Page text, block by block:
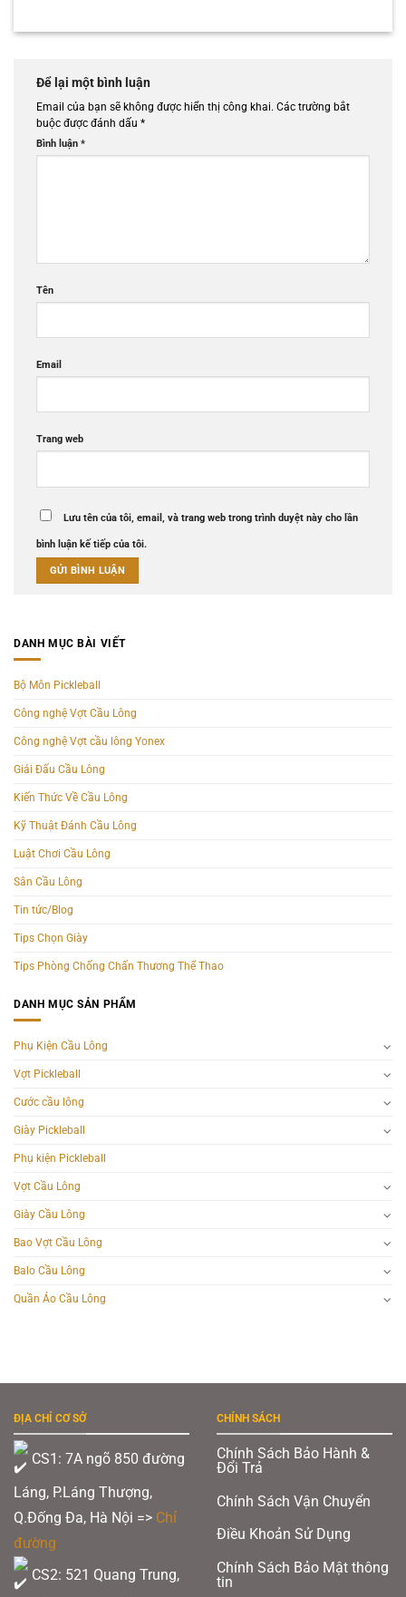
Để lại một bình luận
Email của bạn sẽ không được hiển thị công khai. Các trường bắt
buộc được đánh dấu *
Bình luận *
Tên
Email
Trang web
Lưu tên của tôi, email, và trang web trong trình duyệt này cho lần
bình luận kế tiếp của tôi.
DANH MỤC BÀI VIẾT
Bộ Môn Pickleball
Công nghệ Vợt Cầu Lông
Công nghệ Vợt cầu lông Yonex
Giải Đấu Cầu Lông
Kiến Thức Về Cầu Lông
Kỹ Thuật Đánh Cầu Lông
Luật Chơi Cầu Lông
Sân Cầu Lông
Tin tức/Blog
Tips Chọn Giày
Tips Phòng Chống Chấn Thương Thể Thao
DANH MỤC SẢN PHẨM
Phụ Kiện Cầu Lông
Vợt Pickleball
Cước cầu lông
Giày Pickleball
Phụ kiện Pickleball
Vợt Cầu Lông
Giày Cầu Lông
Bao Vợt Cầu Lông
Balo Cầu Lông
Quần Áo Cầu Lông
ĐỊA CHỈ CƠ SỞ
CS1: 7A ngõ 850 đường
Láng, P.Láng Thượng,
Q.Đống Đa, Hà Nội => Chỉ
đường
CS2: 521 Quang Trung,
CHÍNH SÁCH
Chính Sách Bảo Hành &
Đổi Trả
Chính Sách Vận Chuyển
Điều Khoản Sử Dụng
Chính Sách Bảo Mật thông
tin